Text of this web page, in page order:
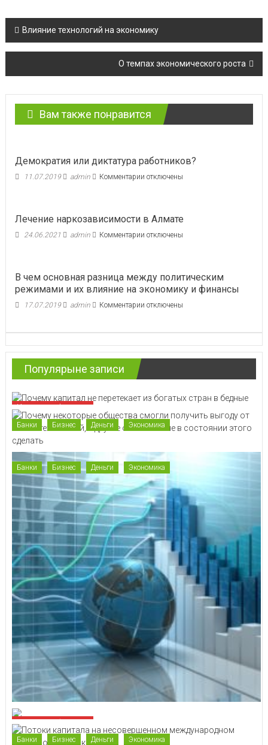
Навигация
по
записям
Влияние технологий на экономику
О темпах экономического роста
Вам также понравится
Демократия или диктатура работников?
11.07.2019 admin Комментариик
диктатура
отключены
Лечение наркозависимости в Алмате
24.06.2021 admin Комментариик
в
Алмате
отключены
В чем основная разница между политическим
режимами и их влияние на экономику и финансы
17.07.2019 admin Комментариик
основная
разница
политическим
и
их
влияние
на
финансы
отключены
Популярыне записи
Интересные финансы
Банки Бизнес Деньги Экономика
Банки Бизнес Деньги Экономика
Интересные финансы
Банки Бизнес Деньги Экономика